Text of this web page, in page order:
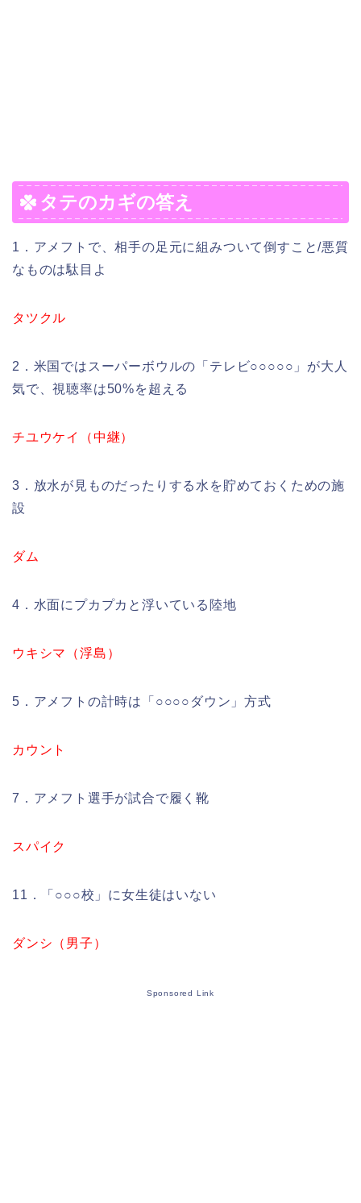
タテのカギの答え
1．アメフトで、相手の足元に組みついて倒すこと/悪質
なものは駄目よ
タツクル
2．米国ではスーパーボウルの「テレビ○○○○○」が大人
気で、視聴率は50%を超える
チユウケイ（中継）
3．放水が見ものだったりする水を貯めておくための施
設
ダム
4．水面にプカプカと浮いている陸地
ウキシマ（浮島）
5．アメフトの計時は「○○○○ダウン」方式
カウント
7．アメフト選手が試合で履く靴
スパイク
11．「○○○校」に女生徒はいない
ダンシ（男子）
Sponsored Link